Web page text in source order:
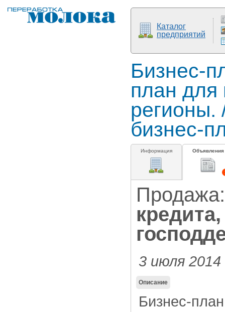
Каталог
предприятий
Бизнес-
план для
бизнес-
Информация Объявления
3 июля 2014
Описание
Бизнес-